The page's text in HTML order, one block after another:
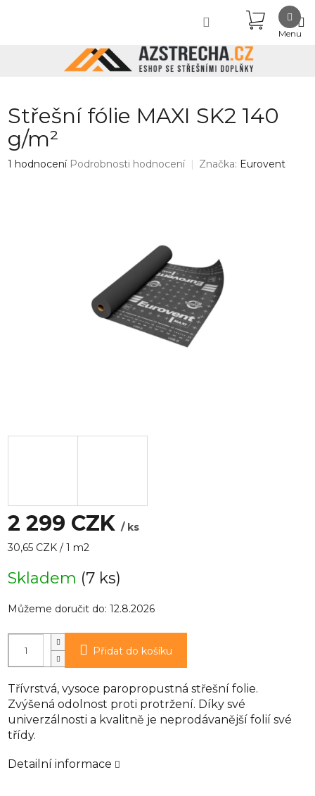
KOŠÍK
Střešní fólie MAXI SK2 140
g/m²
Průměrné
1 hodnocení Podrobnosti hodnocení Značka: Eurovent
2 299 CZK/ ks
Měrná
30,65 CZK / 1 m2
Skladem (7 ks)
Můžeme doručit do: 12.8.2026
Přidat do košíku
Třívrstvá, vysoce paropropustná střešní folie.
Zvýšená odolnost proti protržení. Díky své
univerzálnosti a kvalitně je neprodávanější folií své
třídy.
Detailní informace